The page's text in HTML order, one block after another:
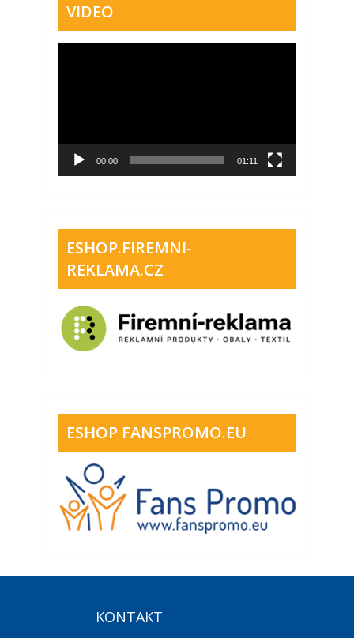
VIDEO
00:00 01:11
ESHOP.FIREMNI-
REKLAMA.CZ
ESHOP FANSPROMO.EU
KONTAKT